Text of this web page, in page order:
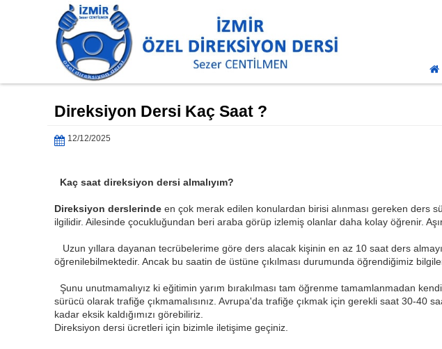
Direksiyon Dersi Kaç Saat ?
12/12/2025
Kaç saat direksiyon dersi almalıyım?
Direksiyon derslerinde en çok merak edilen konulardan birisi alınması gereken ders
ilgilidir. Ailesinde çocukluğundan beri araba görüp izlemiş olanlar daha kolay öğrenir.
Uzun yıllara dayanan tecrübelerime göre ders alacak kişinin en az 10 saat ders
öğrenilebilmektedir. Ancak bu saatin de üstüne çıkılması durumunda öğrendiğimiz
Şunu unutmamalıyız ki eğitimin yarım bırakılması tam öğrenme tamamlanmadan
sürücü olarak trafiğe çıkmamalısınız. Avrupa'da trafiğe çıkmak için gerekli saat 30-40
kadar eksik kaldığımızı görebiliriz.
Direksiyon dersi ücretleri için bizimle iletişime geçiniz.